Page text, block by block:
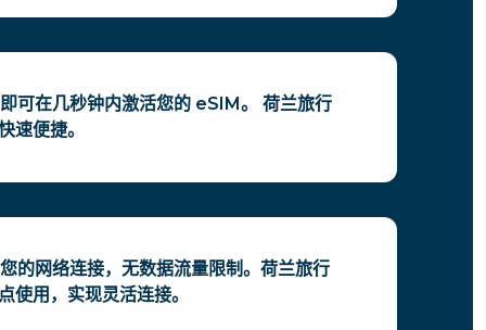
可在几秒钟内激活您的 eSIM。 荷兰旅行
速便捷。
的网络连接，无数据流量限制。荷兰旅行
使用，实现灵活连接。